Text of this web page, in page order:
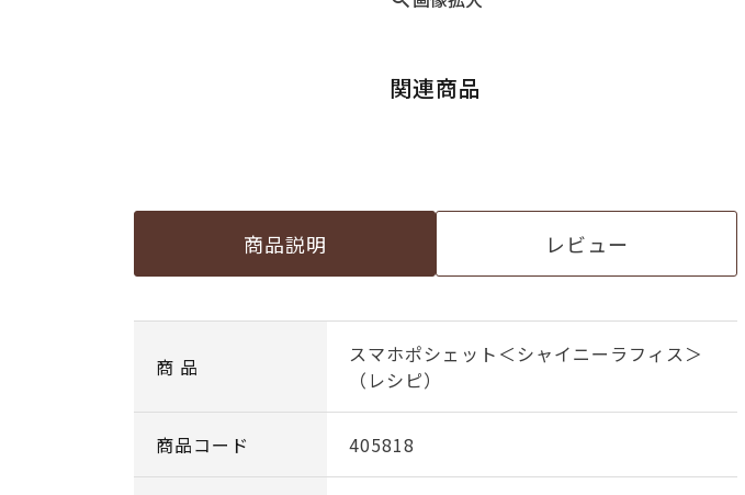
関連商品
商品説明 レビュー
商 品
スマホポシェット＜シャイニーラフィス＞
（レシピ）
商品コード 405818